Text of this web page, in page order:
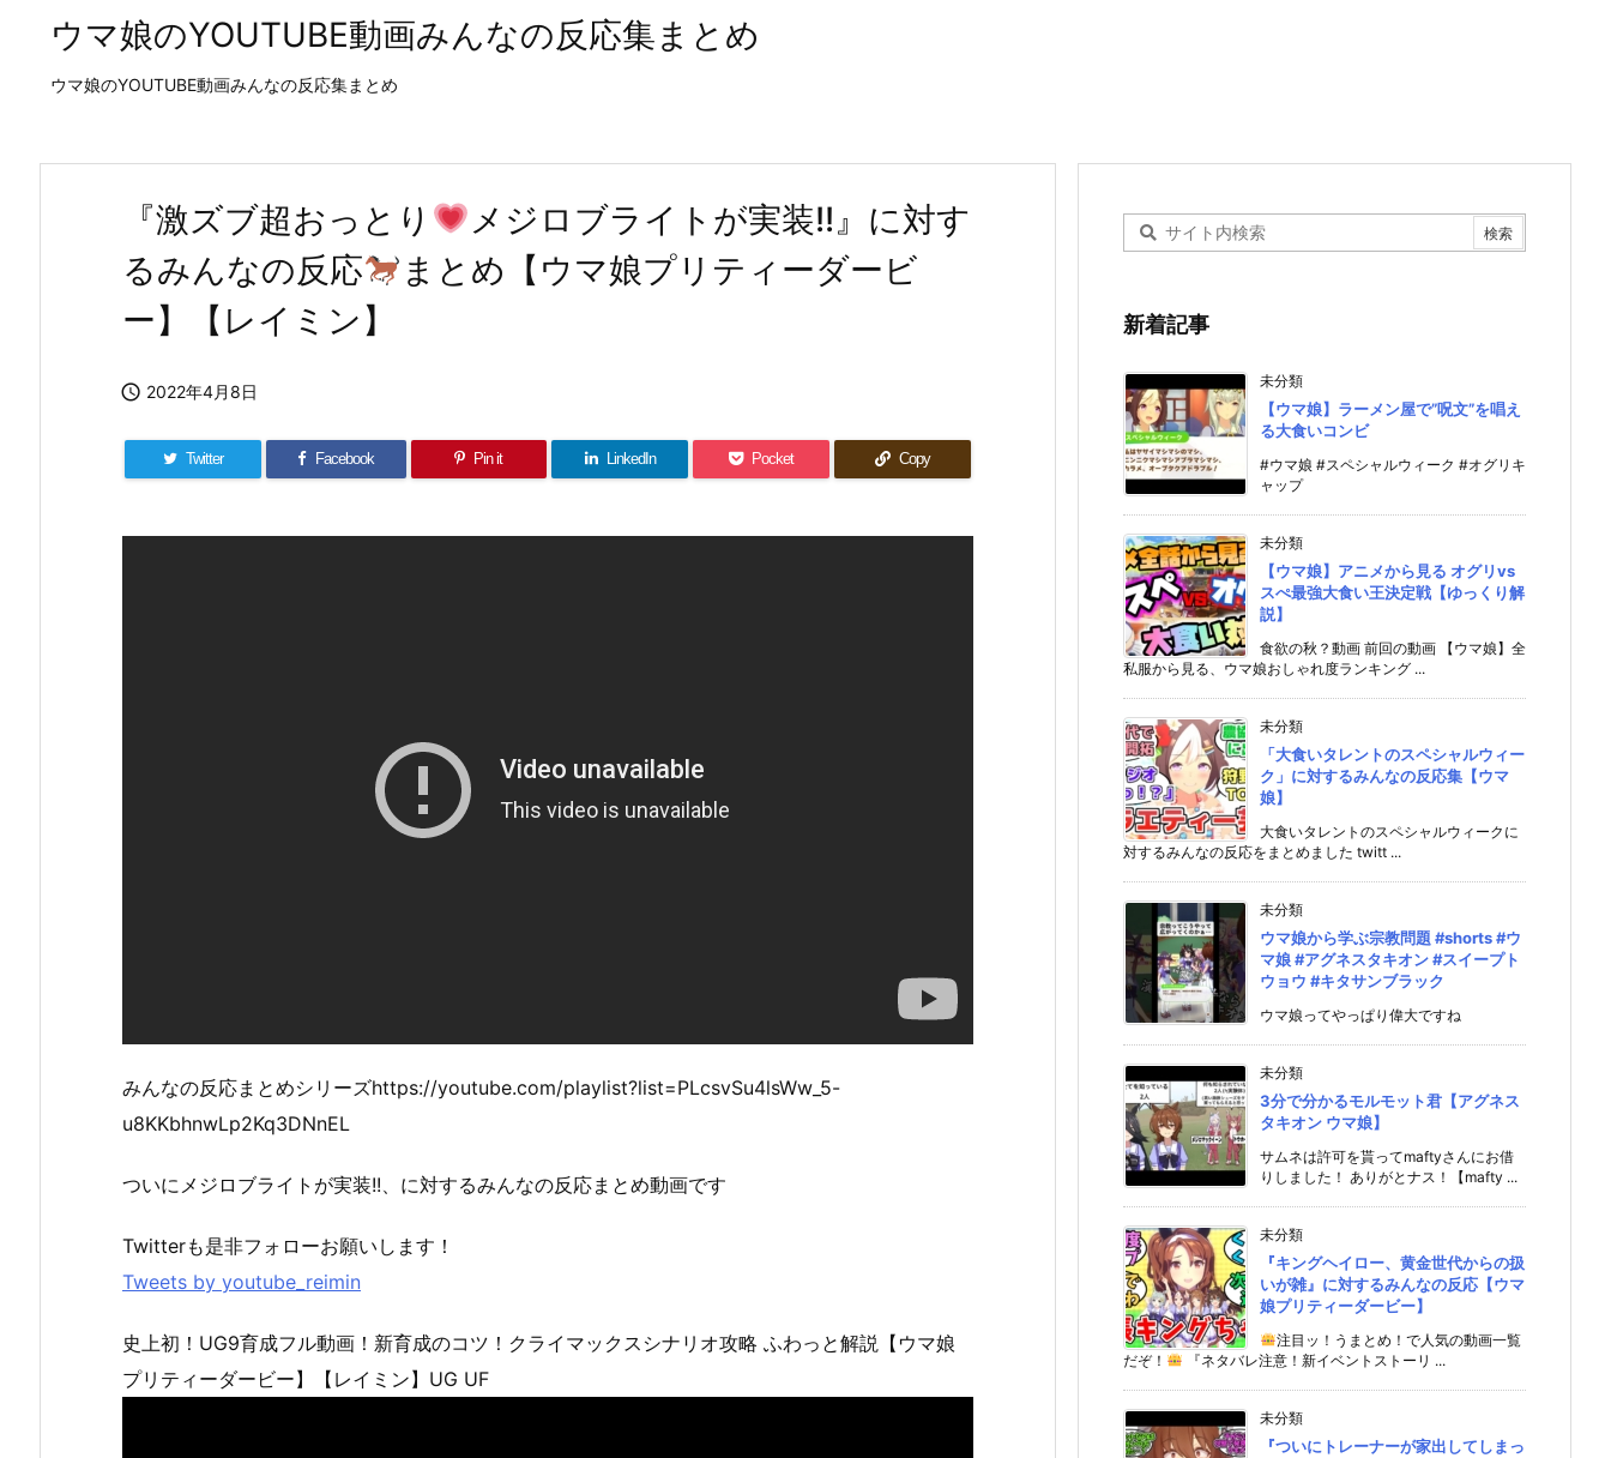
ウマ娘のYOUTUBE動画みんなの反応集まとめ
ウマ娘のYOUTUBE動画みんなの反応集まとめ
『激ズブ超おっとり
メジロブライトが実装!!』に対す
るみんなの反応
まとめ【ウマ娘プリティーダービ
ー】【レイミン】
 2022年4月8日
Twitter Facebook Pin it LinkedIn Pocket Copy
みんなの反応まとめシリーズhttps://youtube.com/playlist?list=PLcsvSu4lsWw_5-
u8KKbhnwLp2Kq3DNnEL
ついにメジロブライトが実装!!、に対するみんなの反応まとめ動画です
Twitterも是非フォローお願いします！
Tweets by youtube_reimin
史上初！UG9育成フル動画！新育成のコツ！クライマックスシナリオ攻略 ふわっと解説【ウマ娘
プリティーダービー】【レイミン】UG UF
新着記事
未分類
【ウマ娘】ラーメン屋で”呪文”を唱え
る大食いコンビ
#ウマ娘 #スペシャルウィーク #オグリキ
ャップ
未分類
【ウマ娘】アニメから見る オグリvs
スぺ最強大食い王決定戦【ゆっくり解
説】
食欲の秋？動画 前回の動画 【ウマ娘】全
私服から見る、ウマ娘おしゃれ度ランキング ...
未分類
「大食いタレントのスペシャルウィー
ク」に対するみんなの反応集【ウマ
娘】
大食いタレントのスペシャルウィークに
対するみんなの反応をまとめました twitt ...
未分類
ウマ娘から学ぶ宗教問題 #shorts #ウ
マ娘 #アグネスタキオン #スイープト
ウョウ #キタサンブラック
ウマ娘ってやっぱり偉大ですね
未分類
3分で分かるモルモット君【アグネス
タキオン ウマ娘】
サムネは許可を貰ってmaftyさんにお借
りしました！ ありがとナス！【mafty ...
未分類
『キングヘイロー、黄金世代からの扱
いが雑』に対するみんなの反応【ウマ
娘プリティーダービー】
注目ッ！うまとめ！で人気の動画一覧
だぞ！
『ネタバレ注意！新イベントストーリ ...
未分類
『ついにトレーナーが家出してしまっ